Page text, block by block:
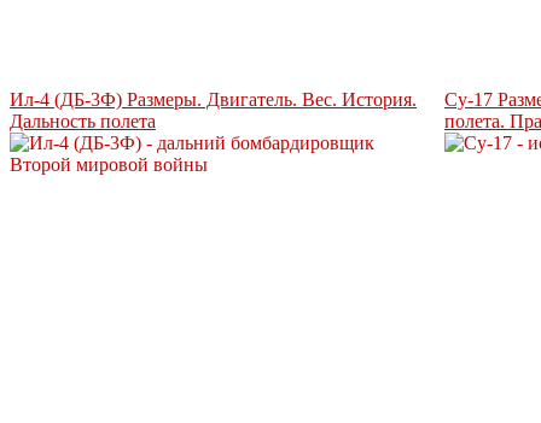
Ил-4 (ДБ-3Ф) Размеры. Двигатель. Вес. История.
Дальность полета
Су-17
полета.